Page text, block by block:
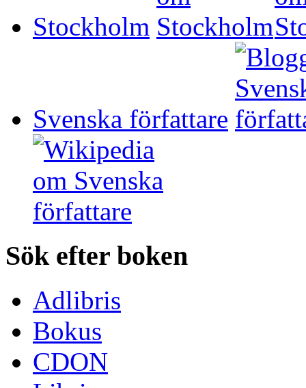
Stockholm
Svenska författare
Sök efter boken
Adlibris
Bokus
CDON